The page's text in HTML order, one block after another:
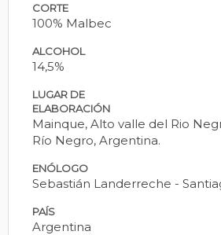
CORTE
100% Malbec
ALCOHOL
14,5%
LUGAR DE
ELABORACIÓN
Mainque, Alto valle del Rio
Río Negro, Argentina.
ENÓLOGO
Sebastián Landerreche -
PAÍS
Argentina